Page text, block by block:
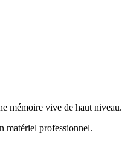
mémoire vive de haut niveau.
matériel professionnel.